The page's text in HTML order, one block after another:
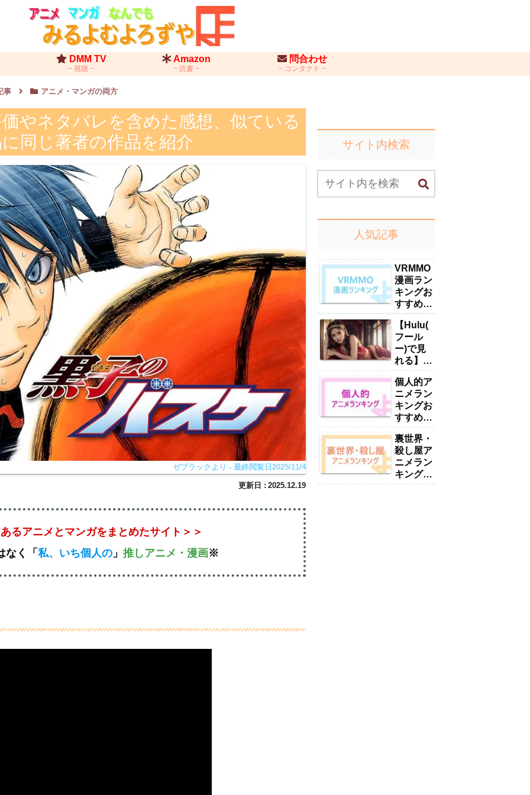
DMM TV
視聴
Amazon
読書
問合わせ
コンタクト
事 アニメ・マンガの両方
やネタバレを含めた感想、似ている
同じ著者の作品を紹介
ゼブラックより - 最終閲覧日2025/11/4
2025.12.19
るアニメとマンガをまとめたサイト＞＞
なく
「 私、いち個人の」 推しアニメ ・漫画※
サイト内検索
人気記事
VRMMO
漫画ラン
キングお
すすめ
17選
「2025
年最新」
【Hulu(
フール
ー)で見
れる】お
やん・ハ
ーレムア
ニメラン
キング
15選
「2025
年最新」
個人的ア
ニメラン
キングお
すすめ
【2025
年最新】
裏世界・
殺し屋ア
ニメラン
キングお